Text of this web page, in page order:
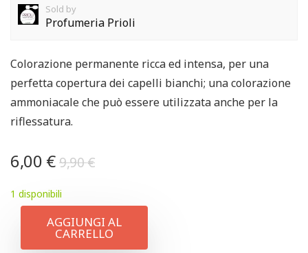
Sold by
Profumeria Prioli
Colorazione permanente ricca ed intensa, per una
perfetta copertura dei capelli bianchi; una colorazione
ammoniacale che può essere utilizzata anche per la
riflessatura.
9,90€
6,00 €
1 disponibili
AGGIUNGI AL
CARRELLO